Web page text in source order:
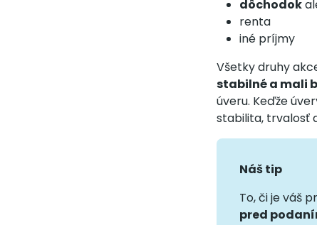
dôchodok
renta
iné príjmy
Všetky druhy
stabilné a mali
úveru. Keďže
stabilita, trvalosť
Náš tip
To, či je váš
pred